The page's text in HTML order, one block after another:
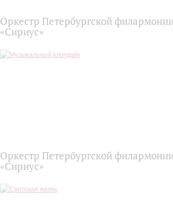
Оркестр Петербургской
«Сириус»
Оркестр Петербургской
«Сириус»